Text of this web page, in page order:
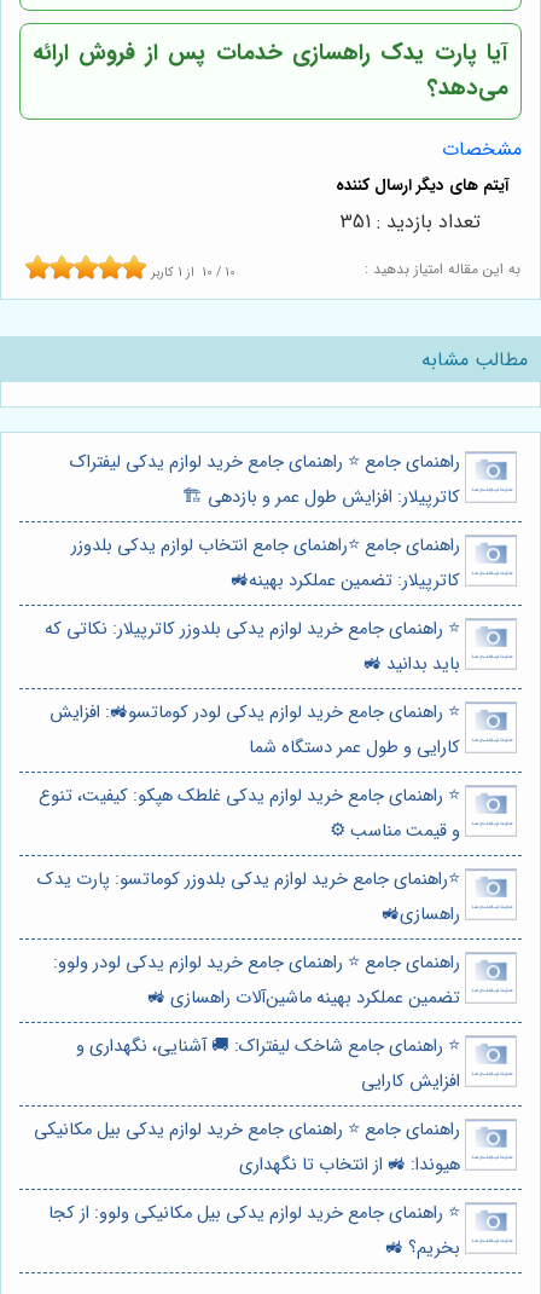
آیا پارت یدک راهسازی خدمات پس از فروش ارائه
می‌دهد؟
مشخصات
به این مقاله امتیاز بدهید : 10 / 10 از 1 کاربر
تعداد بازدید : 351
مطالب مشابه
راهنمای جامع ⭐️ راهنمای جامع خرید لوازم یدکی لیفتراک
کاترپیلار: افزایش طول عمر و بازدهی 🏗️
راهنمای جامع ⭐️راهنمای جامع انتخاب لوازم یدکی بلدوزر
کاترپیلار: تضمین عملکرد بهینه🚜
⭐️ راهنمای جامع خرید لوازم یدکی بلدوزر کاترپیلار: نکاتی که
باید بدانید 🚜
⭐️ راهنمای جامع خرید لوازم یدکی لودر کوماتسو🚜: افزایش
کارایی و طول عمر دستگاه شما
⭐️ راهنمای جامع خرید لوازم یدکی غلطک هپکو: کیفیت، تنوع
و قیمت مناسب ⚙️
⭐️راهنمای جامع خرید لوازم یدکی بلدوزر کوماتسو: پارت یدک
راهسازی🚜
راهنمای جامع ⭐️ راهنمای جامع خرید لوازم یدکی لودر ولوو:
تضمین عملکرد بهینه ماشین‌آلات راهسازی 🚜
⭐️ راهنمای جامع شاخک لیفتراک: 🚚 آشنایی، نگهداری و
افزایش کارایی
راهنمای جامع ⭐️ راهنمای جامع خرید لوازم یدکی بیل مکانیکی
هیوندا: 🚜 از انتخاب تا نگهداری
⭐️ راهنمای جامع خرید لوازم یدکی بیل مکانیکی ولوو: از کجا
بخریم؟ 🚜